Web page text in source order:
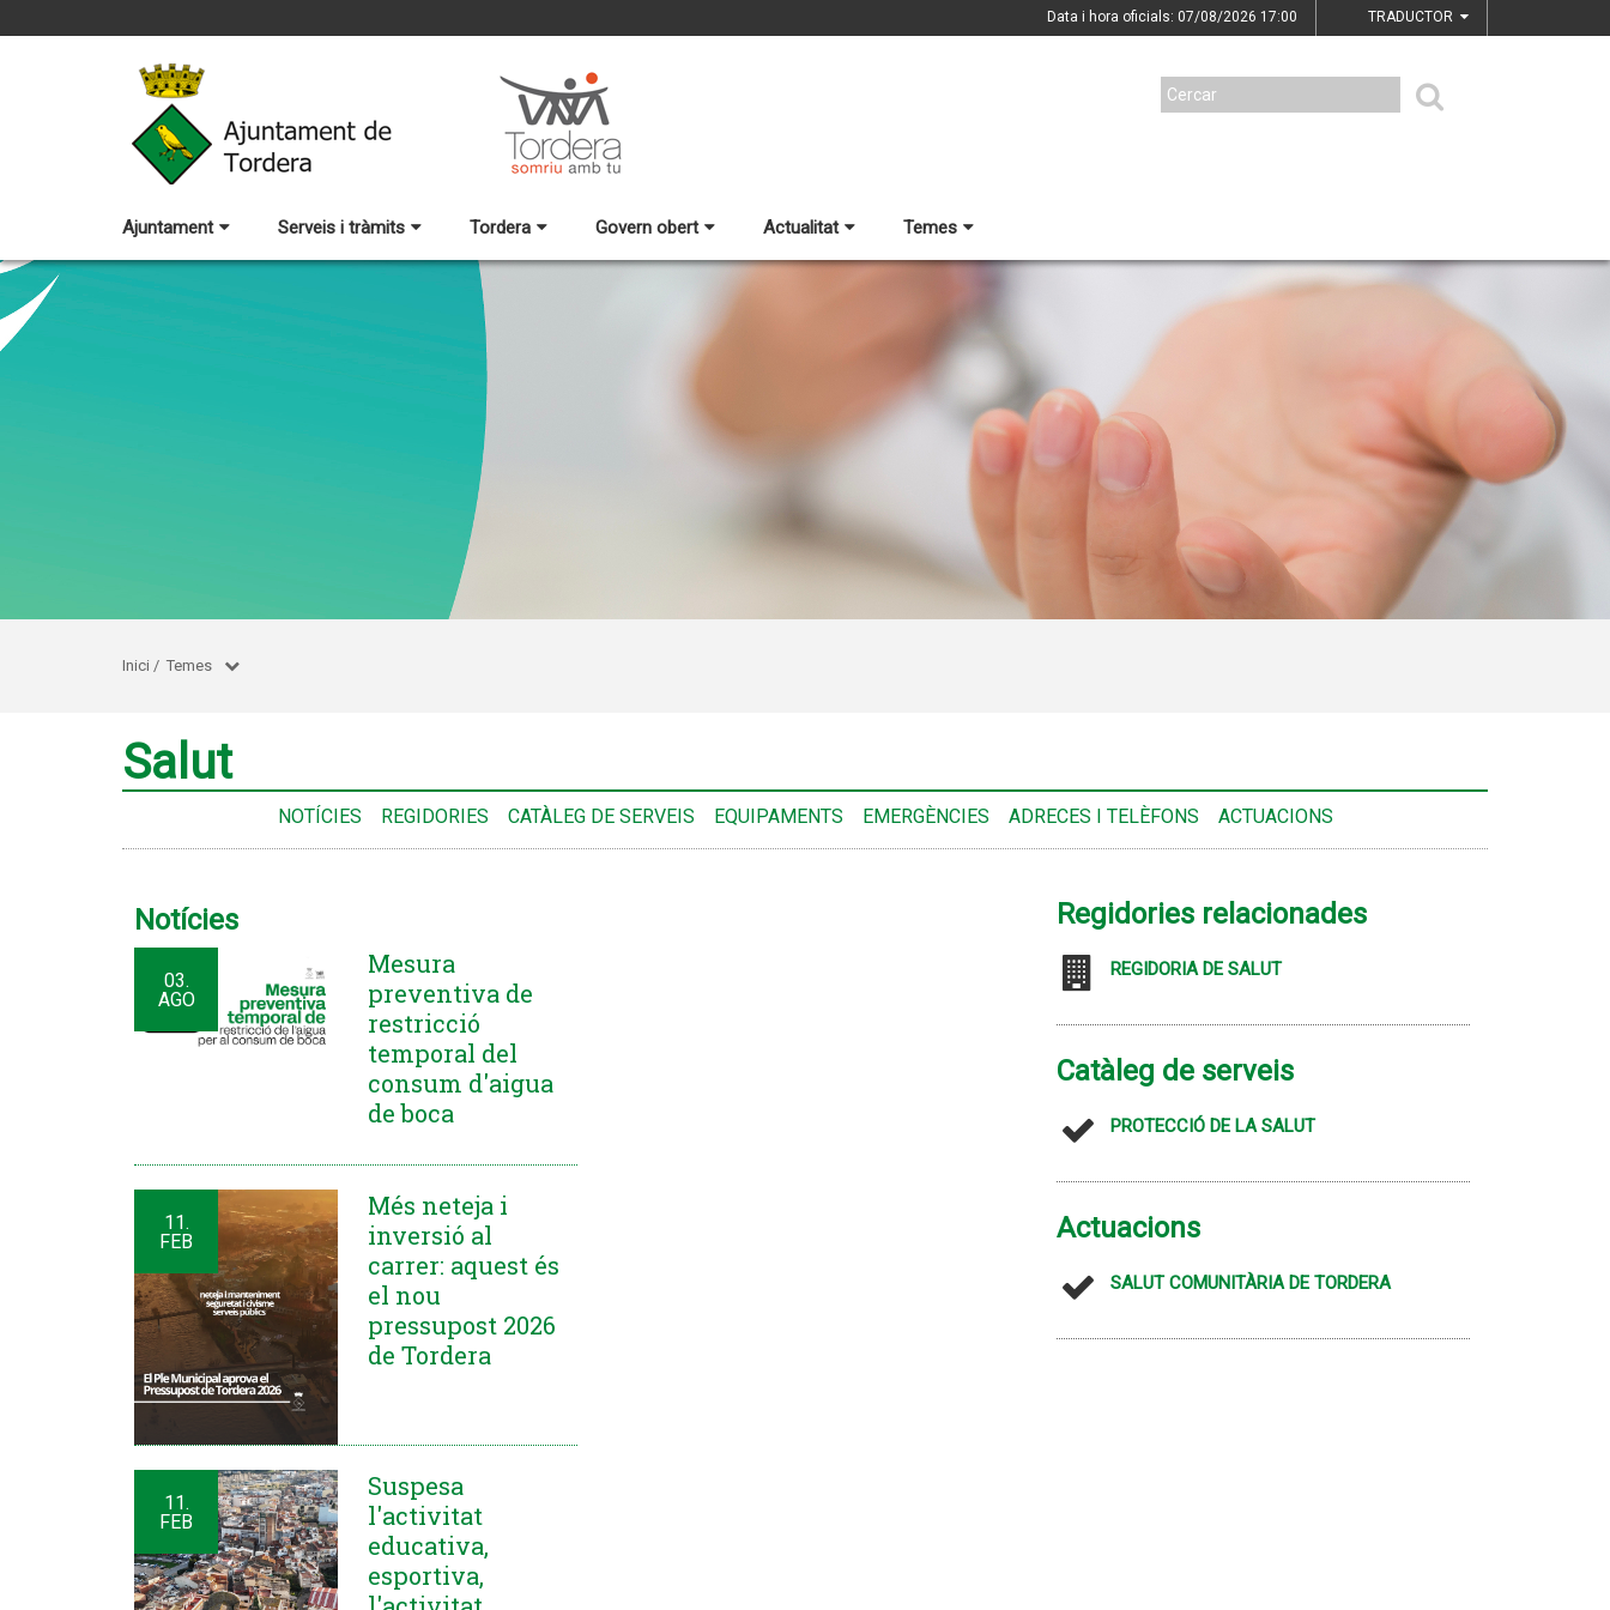
Data i hora oficials: 07/08/2026 17:00 TRADUCTOR
Ajuntament Serveis i tràmits Tordera Govern obert Actualitat Temes
Inici / Temes
Salut
NOTÍCIES REGIDORIES CATÀLEG DE SERVEIS EQUIPAMENTS EMERGÈNCIES ADRECES I TELÈFONS ACTUACIONS
Notícies
03.
AGO
Mesura
preventiva de
restricció
temporal del
consum d'aigua
de boca
11.
FEB
Més neteja i
inversió al
carrer: aquest és
el nou
pressupost 2026
de Tordera
11.
FEB
Suspesa
l'activitat
educativa,
esportiva,
Regidories relacionades
REGIDORIA DE SALUT
Catàleg de serveis
PROTECCIÓ DE LA SALUT
Actuacions
SALUT COMUNITÀRIA DE TORDERA